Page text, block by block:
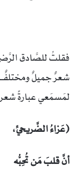
فقلتُ للصَّادق
شعرٌ جميلٌ ومختلفٌ
لمَسمَعي عبارةً
(عَزاءُ الضَّريحيِّ،
أنَّ قلبَ مَن تُحِبُّه